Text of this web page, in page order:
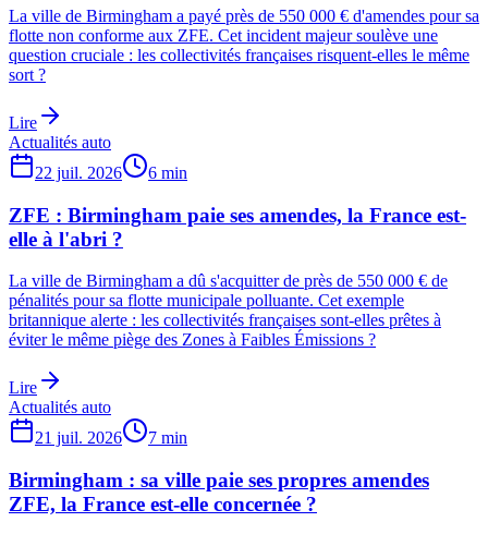
La ville de Birmingham a payé près de 550 000 € d'amendes pour sa
flotte non conforme aux ZFE. Cet incident majeur soulève une
question cruciale : les collectivités françaises risquent-elles le même
sort ?
Lire
Actualités auto
22 juil. 2026
6 min
ZFE : Birmingham paie ses amendes, la France est-
elle à l'abri ?
La ville de Birmingham a dû s'acquitter de près de 550 000 € de
pénalités pour sa flotte municipale polluante. Cet exemple
britannique alerte : les collectivités françaises sont-elles prêtes à
éviter le même piège des Zones à Faibles Émissions ?
Lire
Actualités auto
21 juil. 2026
7 min
Birmingham : sa ville paie ses propres amendes
ZFE, la France est-elle concernée ?